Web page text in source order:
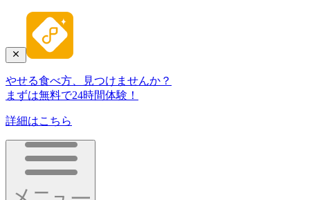
やせる食べ方、見つけませんか？
まずは無料で24時間体験！
詳細はこちら